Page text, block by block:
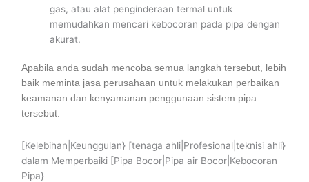
gas, atau alat penginderaan termal untuk
memudahkan mencari kebocoran pada pipa dengan
akurat.
Apabila anda sudah mencoba semua langkah tersebut, lebih
baik meminta jasa perusahaan untuk melakukan perbaikan
keamanan dan kenyamanan penggunaan sistem pipa
tersebut.
[Kelebihan|Keunggulan} [tenaga ahli|Profesional|teknisi ahli}
dalam Memperbaiki [Pipa Bocor|Pipa air Bocor|Kebocoran
Pipa}